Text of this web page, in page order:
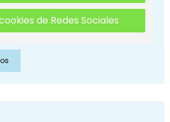
de Redes Sociales